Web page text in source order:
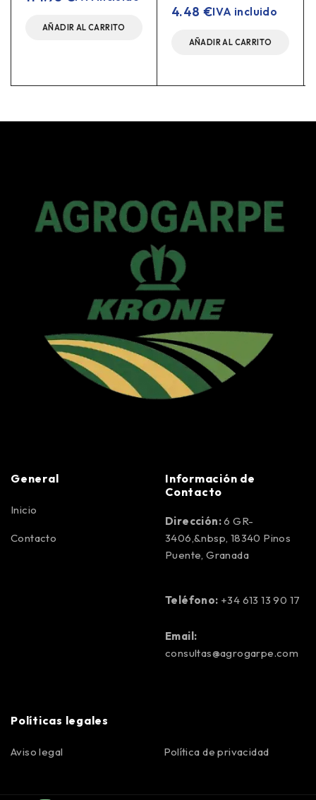
AÑADIR AL CARRITO
4.48 €IVA incluido
AÑADIR AL CARRITO
General
Inicio
Contacto
Información de
Contacto
Dirección:6 GR-
3406,&nbsp, 18340 Pinos
Puente, Granada
Teléfono: +34 613 13 90 17
Email:
consultas@agrogarpe.com
Políticas legales
Aviso legal Política de privacidad